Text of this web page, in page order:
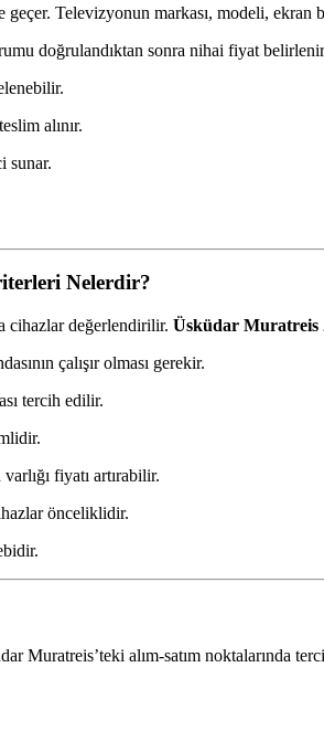
Televizyonun markası, modeli, ekran
doğrulandıktan sonra nihai fiyat
alınır.
sunar.
Nelerdir?
cihazlar değerlendirilir. Üsküdar Muratreis
çalışır olması gerekir.
tercih edilir.
fiyatı artırabilir.
önceliklidir.
alım-satım noktalarında